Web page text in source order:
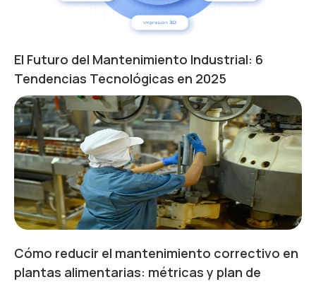
El Futuro del Mantenimiento Industrial: 6
Tendencias Tecnológicas en 2025
Cómo reducir el mantenimiento correctivo en
plantas alimentarias: métricas y plan de